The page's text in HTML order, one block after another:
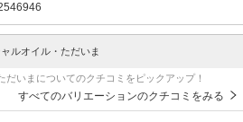
ルオイル・ただいま
いまについてのクチコミをピックアップ！
すべてのバリエーションのクチコミをみる